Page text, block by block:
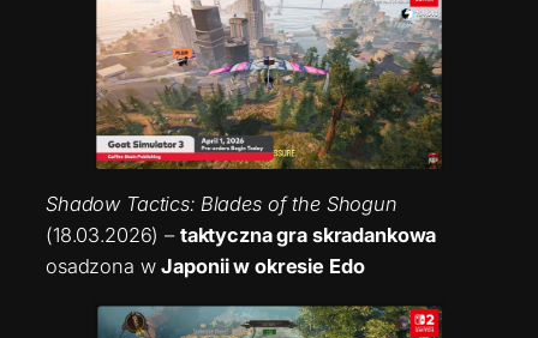
Shadow Tactics: Blades of the Shogun
(18.03.2026) – taktyczna gra skradankowa
osadzona wJaponii w okresie Edo